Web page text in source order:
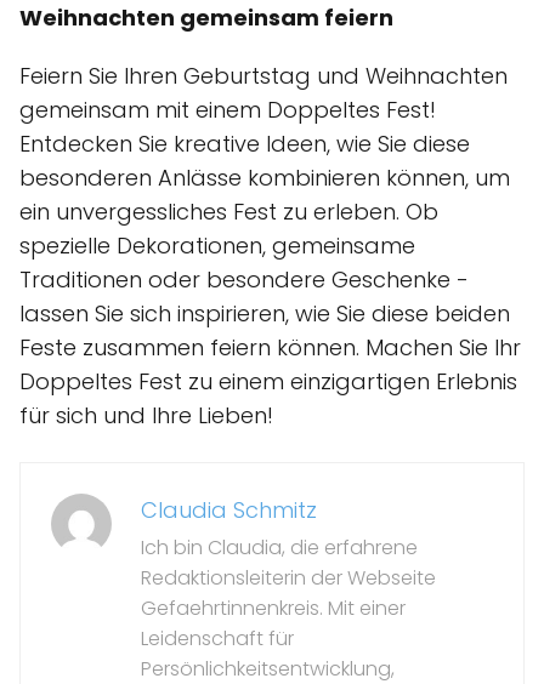
Weihnachten gemeinsam feiern
Feiern Sie Ihren Geburtstag und Weihnachten
gemeinsam mit einem Doppeltes Fest!
Entdecken Sie kreative Ideen, wie Sie diese
besonderen Anlässe kombinieren können, um
ein unvergessliches Fest zu erleben. Ob
spezielle Dekorationen, gemeinsame
Traditionen oder besondere Geschenke -
lassen Sie sich inspirieren, wie Sie diese beiden
Feste zusammen feiern können. Machen Sie Ihr
Doppeltes Fest zu einem einzigartigen Erlebnis
für sich und Ihre Lieben!
Claudia Schmitz
Ich bin Claudia, die erfahrene
Redaktionsleiterin der Webseite
Gefaehrtinnenkreis. Mit einer
Leidenschaft für
Persönlichkeitsentwicklung,